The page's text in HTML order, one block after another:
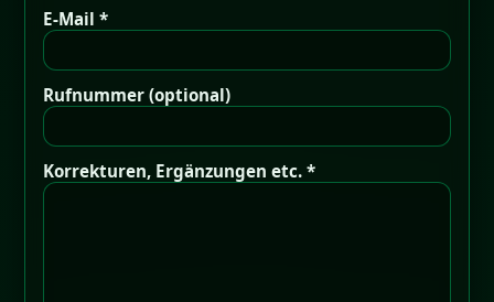
E-Mail *
Rufnummer (optional)
Korrekturen, Ergänzungen etc. *